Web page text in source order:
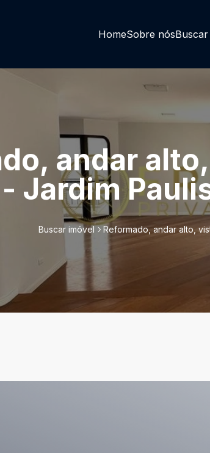
HomeSobre nós
andar
Jardim
Buscar imóvel Reformado, andar alto,